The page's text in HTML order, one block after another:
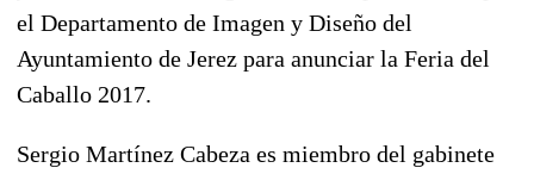
el Departamento de Imagen y Diseño del
Ayuntamiento de Jerez para anunciar la Feria del
Caballo 2017.
Sergio Martínez Cabeza es miembro del gabinete